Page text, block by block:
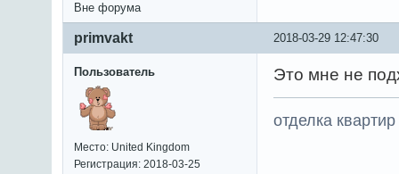
Вне форума
2018-03-29 12:47:30
primvakt
Пользователь
Место: United Kingdom
Регистрация: 2018-03-25
Это мне не
отделка